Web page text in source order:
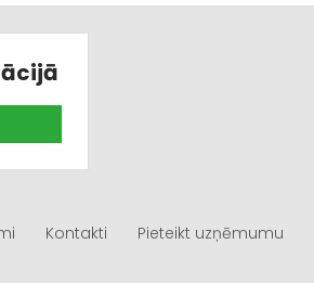
Kontakti Pieteikt uzņēmumu